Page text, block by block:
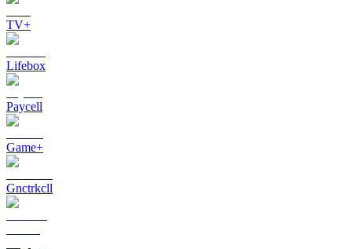
TV+
Lifebox
Paycell
Game+
Gnctrkcll